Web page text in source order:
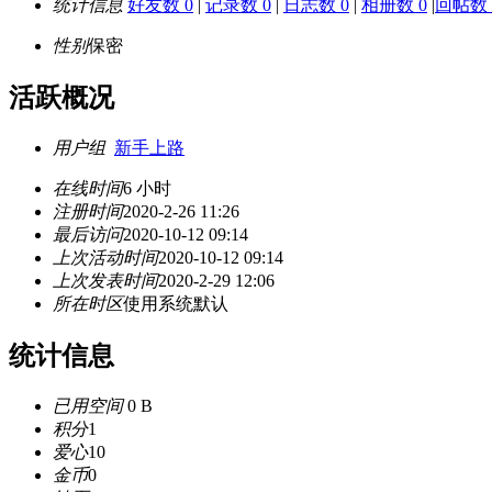
统计信息 好友数 0 | 记录数 0 | 日志数 0 | 相册数 0 |回帖数
性别保密
活跃概况
用户组 新手上路
在线时间6 小时
注册时间2020-2-26 11:26
最后访问2020-10-12 09:14
上次活动时间2020-10-12 09:14
上次发表时间2020-2-29 12:06
所在时区使用系统默认
统计信息
已用空间0 B
积分1
爱心10
金币0